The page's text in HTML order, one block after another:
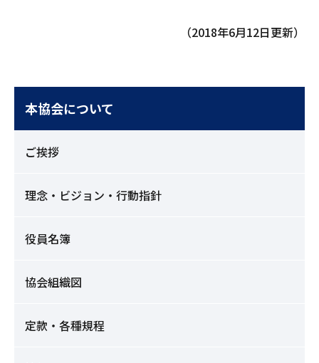
（2018年6月12日更新）
本協会について
ご挨拶
理念・ビジョン・行動指針
役員名簿
協会組織図
定款・各種規程